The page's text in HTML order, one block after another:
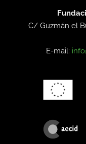
C/ Guzmán el
E-mail: